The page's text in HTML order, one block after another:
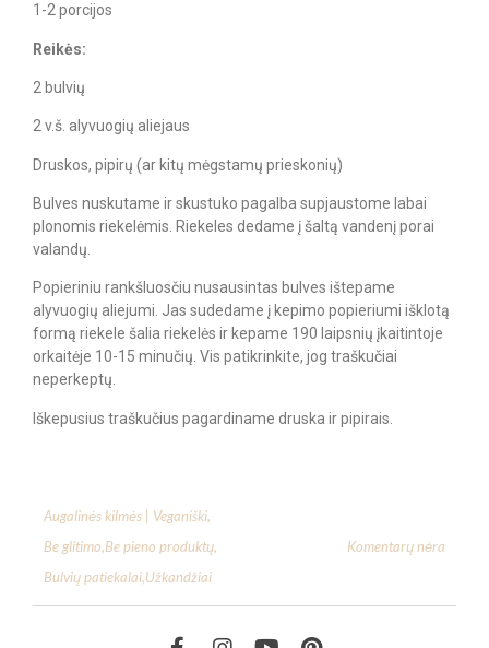
1-2 porcijos
Reikės:
2 bulvių
2 v.š. alyvuogių aliejaus
Druskos, pipirų (ar kitų mėgstamų prieskonių)
Bulves nuskutame ir skustuko pagalba supjaustome labai
plonomis riekelėmis. Riekeles dedame į šaltą vandenį porai
valandų.
Popieriniu rankšluosčiu nusausintas bulves ištepame
alyvuogių aliejumi. Jas sudedame į kepimo popieriumi išklotą
formą riekele šalia riekelės ir kepame 190 laipsnių įkaitintoje
orkaitėje 10-15 minučių. Vis patikrinkite, jog traškučiai
neperkeptų.
Iškepusius traškučius pagardiname druska ir pipirais.
Augalinės kilmės | Veganiški,
Be glitimo,Be pieno produktų,
Bulvių patiekalai,Užkandžiai
Komentarų nėra